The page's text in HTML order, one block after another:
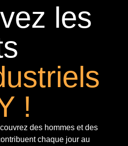
les
!
des hommes et des
chaque jour au